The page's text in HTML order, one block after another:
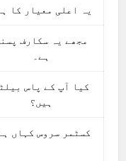
یہ اعلی معیار کا
مجھے یہ سکارف
ہے۔
کیا آپ کے پاس
ہیں؟
کسٹمر سروس کہاں